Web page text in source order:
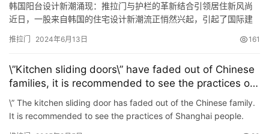
韩国阳台设计新潮涌现：推拉门与护栏的革新结合引领居住新风尚
近日，一股来自韩国的住宅设计新潮流正悄然兴起，引起了国际建
一起，不仅显著提升了住宅的实用性和舒适度，更展现了韩国设计
使用变得更为灵活多变。当住户渴望与大自然亲密接触时，可以轻
松推开推…
推拉门 2024年6月13日 161
\”Kitchen sliding doors\” have faded out of Chinese
families, it is recommended to see the practices of
Shanghai people, it\’s really advanced
\” The kitchen sliding door has faded out of the Chinese family.
It is recommended to see the practices of Shanghai people.